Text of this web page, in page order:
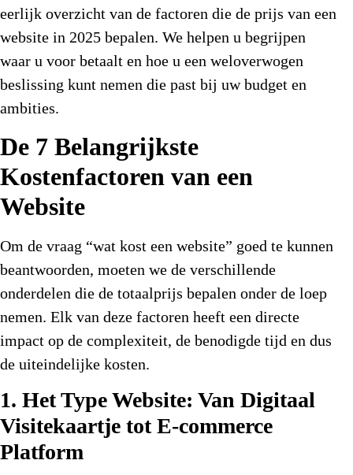
eerlijk overzicht van de factoren die de prijs van een
website in 2025 bepalen. We helpen u begrijpen
waar u voor betaalt en hoe u een weloverwogen
beslissing kunt nemen die past bij uw budget en
ambities.
De 7 Belangrijkste
Kostenfactoren van een
Website
Om de vraag “wat kost een website” goed te kunnen
beantwoorden, moeten we de verschillende
onderdelen die de totaalprijs bepalen onder de loep
nemen. Elk van deze factoren heeft een directe
impact op de complexiteit, de benodigde tijd en dus
de uiteindelijke kosten.
1. Het Type Website: Van Digitaal
Visitekaartje tot E-commerce
Platform